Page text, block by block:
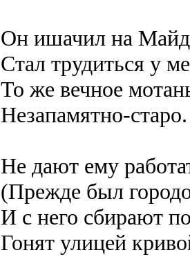
Он ишачил на
Стал трудиться у
То же вечное
Незапамятно-старо.
Не дают ему
(Прежде был
И с него сбирают
Гонят улицей